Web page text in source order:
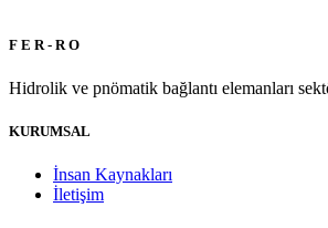
F E R - R O
Hidrolik ve pnömatik bağlantı elemanları
KURUMSAL
İnsan Kaynakları
İletişim